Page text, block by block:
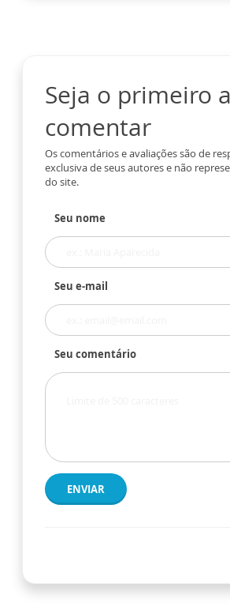
Seja o primeiro a
comentar
Os comentários e avaliações são de
exclusiva de seus autores e não
do site.
Seu nome
Seu e-mail
Seu comentário
ENVIAR